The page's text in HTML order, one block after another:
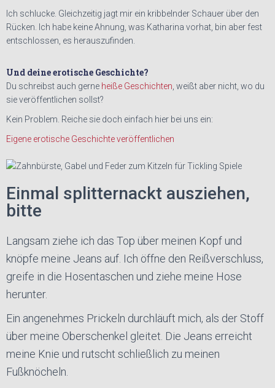
Ich schlucke. Gleichzeitig jagt mir ein kribbelnder Schauer über den
Rücken. Ich habe keine Ahnung, was Katharina vorhat, bin aber fest
entschlossen, es herauszufinden.
Und deine erotische Geschichte?
Du schreibst auch gerne heiße Geschichten, weißt aber nicht, wo du
sie veröffentlichen sollst?
Kein Problem. Reiche sie doch einfach hier bei uns ein:
Eigene erotische Geschichte veröffentlichen
Einmal splitternackt ausziehen,
bitte
Langsam ziehe ich das Top über meinen Kopf und
knöpfe meine Jeans auf. Ich öffne den Reißverschluss,
greife in die Hosentaschen und ziehe meine Hose
herunter.
Ein angenehmes Prickeln durchläuft mich, als der Stoff
über meine Oberschenkel gleitet. Die Jeans erreicht
meine Knie und rutscht schließlich zu meinen
Fußknöcheln.